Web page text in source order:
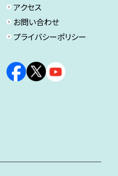
アクセス
お問い合わせ
プライバシーポリシー